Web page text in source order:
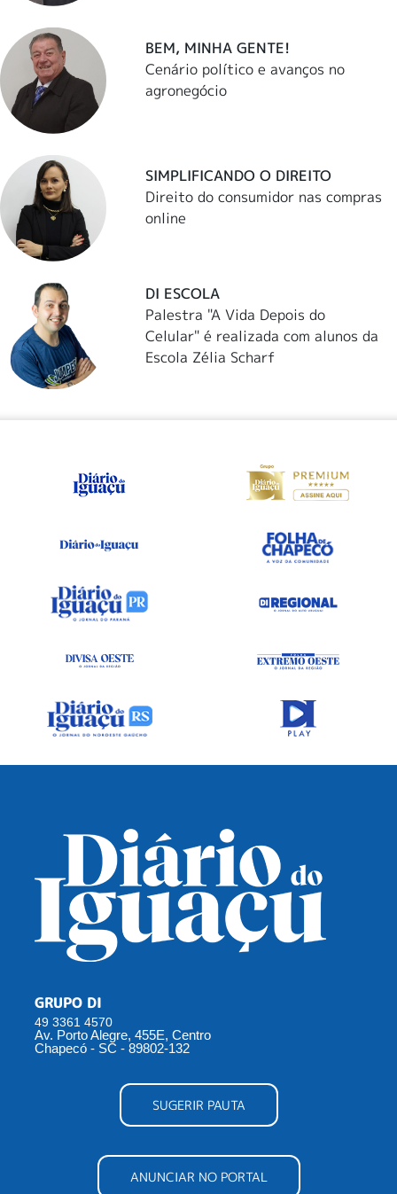
BEM, MINHA GENTE!
Cenário político e avanços no
agronegócio
SIMPLIFICANDO O DIREITO
Direito do consumidor nas compras
online
DI ESCOLA
Palestra "A Vida Depois do
Celular" é realizada com alunos da
Escola Zélia Scharf
GRUPO DI
49 3361 4570
Av. Porto Alegre, 455E, Centro
Chapecó - SC - 89802-132
SUGERIR PAUTA
ANUNCIAR NO PORTAL